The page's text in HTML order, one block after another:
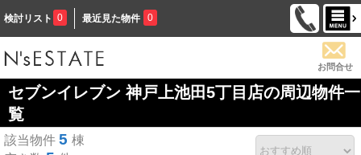
検討リスト 0 最近見た物件 0
お問合せ
セブンイレブン 神戸上池田5丁目店の周辺物件一
覧
該当物件 5 棟